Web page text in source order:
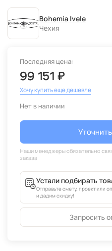
Bohemia Ivele
Чехия
Последняя цена:
99 151 ₽
Хочу купить еще дешевле
Нет в наличии
Устали подбирать
Отправьте смету, проект или
и дадим скидку!
Запросить